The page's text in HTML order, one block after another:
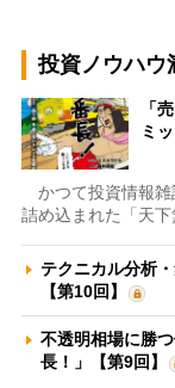
投資ノウハウ
「
ミ
かつて投資情報雑
詰め込まれた「天
テクニカル分析
【第10回】
不透明相場に勝
長！」【第9回】